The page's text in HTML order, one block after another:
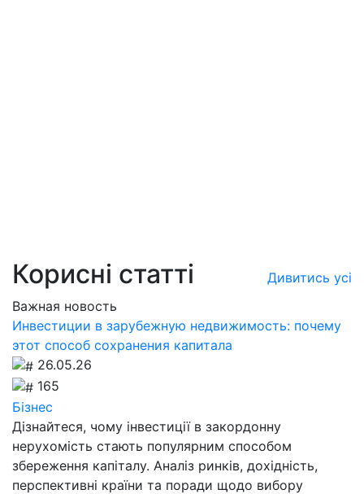
Корисні статті
Дивитись усі
Важная новость
Инвестиции в зарубежную недвижимость: почему
этот способ сохранения капитала
26.05.26
165
Бізнес
Дізнайтеся, чому інвестиції в закордонну
нерухомість стають популярним способом
збереження капіталу. Аналіз ринків, дохідність,
перспективні країни та поради щодо вибору